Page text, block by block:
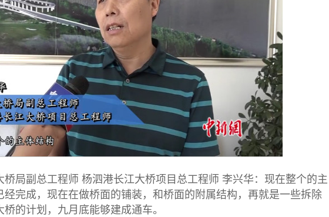
桥局副总工程师 杨泗港长江大桥项目总工程师 李兴华：现在整个的主
经完成，现在在做桥面的铺装，和桥面的附属结构，再就是一些拆除
的计划，九月底能够建成通车。